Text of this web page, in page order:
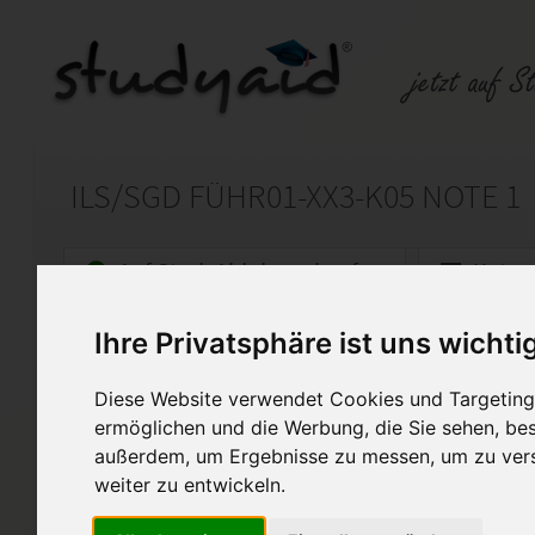
Ihre Privatsphäre ist uns
Diese Website verwendet Cookies und
ermöglichen und die Werbung, die Sie sehen,
außerdem, um Ergebnisse zu messen, um zu
weiter zu entwickeln.
ILS/SGD FÜHR01-XX3-K05 NOTE 1
Auf StudyAid.de verkaufen
Startseite Sonstiges
Grundlagen und Techniken
Ich biete meine selbst
Einsendeaufgabe FÜHR01-